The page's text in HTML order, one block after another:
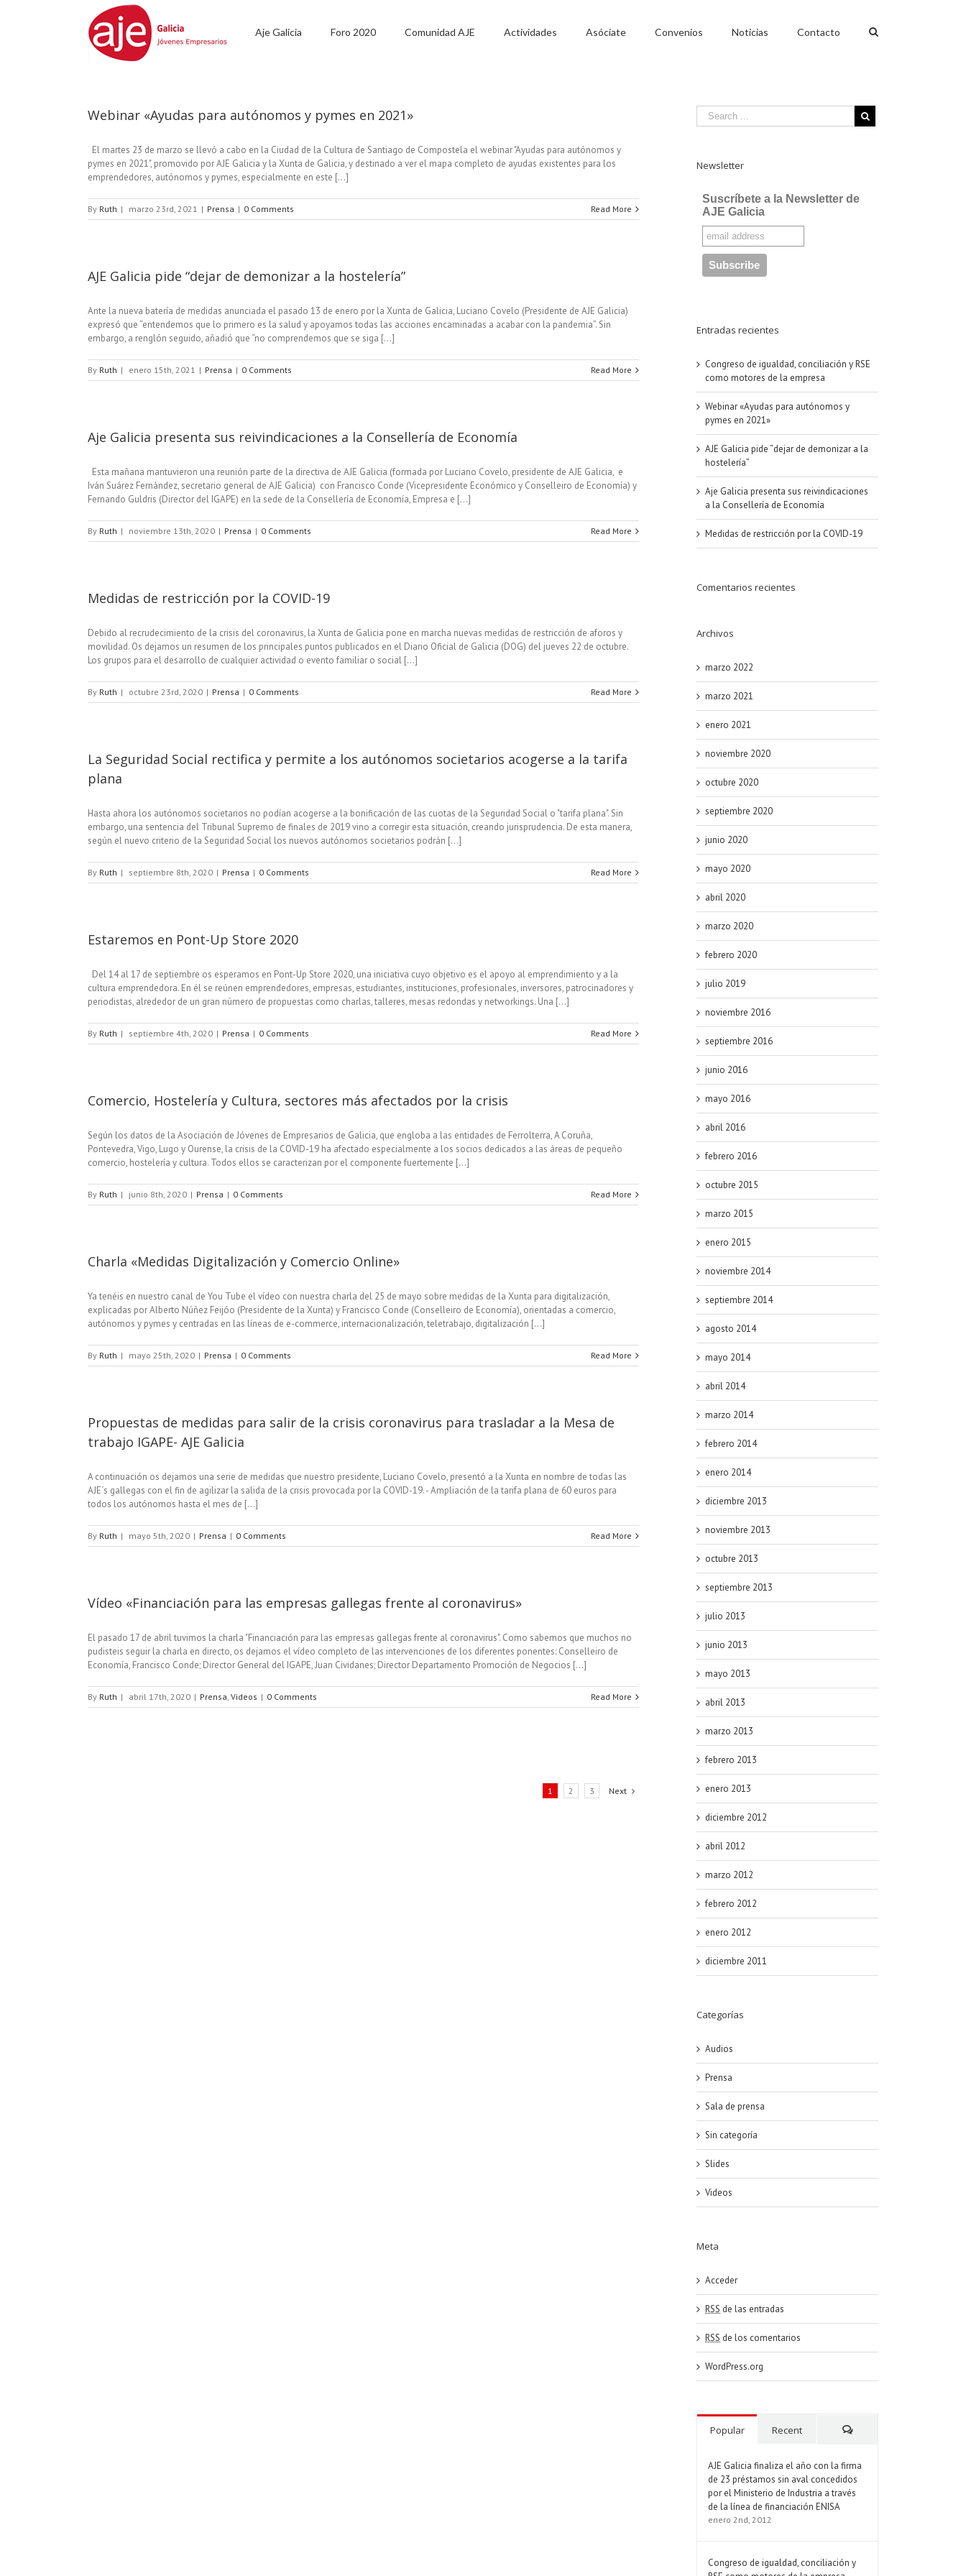
Aje Galicia Foro 2020 Comunidad AJE Actividades Asóciate Convenios Noticias Contacto
Webinar «Ayudas para autónomos y pymes en 2021»
El martes 23 de marzo se llevó a cabo en la Ciudad de la Cultura de Santiago de Compostela el webinar "Ayudas para autónomos y
pymes en 2021", promovido por AJE Galicia y la Xunta de Galicia, y destinado a ver el mapa completo de ayudas existentes para los
emprendedores, autónomos y pymes, especialmente en este [...]
By Ruth | marzo 23rd, 2021 | Prensa | 0 Comments Read More
AJE Galicia pide “dejar de demonizar a la hostelería”
Ante la nueva batería de medidas anunciada el pasado 13 de enero por la Xunta de Galicia, Luciano Covelo (Presidente de AJE Galicia)
expresó que “entendemos que lo primero es la salud y apoyamos todas las acciones encaminadas a acabar con la pandemia”. Sin
embargo, a renglón seguido, añadió que “no comprendemos que se siga [...]
By Ruth | enero 15th, 2021 | Prensa | 0 Comments Read More
Aje Galicia presenta sus reivindicaciones a la Consellería de Economía
Esta mañana mantuvieron una reunión parte de la directiva de AJE Galicia (formada por Luciano Covelo, presidente de AJE Galicia, e
Iván Suárez Fernández, secretario general de AJE Galicia) con Francisco Conde (Vicepresidente Económico y Conselleiro de Economía) y
Fernando Guldris (Director del IGAPE) en la sede de la Consellería de Economía, Empresa e [...]
By Ruth | noviembre 13th, 2020 | Prensa | 0 Comments Read More
Medidas de restricción por la COVID-19
Debido al recrudecimiento de la crisis del coronavirus, la Xunta de Galicia pone en marcha nuevas medidas de restricción de aforos y
movilidad. Os dejamos un resumen de los principales puntos publicados en el Diario Oficial de Galicia (DOG) del jueves 22 de octubre.
Los grupos para el desarrollo de cualquier actividad o evento familiar o social [...]
By Ruth | octubre 23rd, 2020 | Prensa | 0 Comments Read More
La Seguridad Social rectifica y permite a los autónomos societarios acogerse a la tarifa
plana
Hasta ahora los autónomos societarios no podían acogerse a la bonificación de las cuotas de la Seguridad Social o "tarifa plana". Sin
embargo, una sentencia del Tribunal Supremo de finales de 2019 vino a corregir esta situación, creando jurisprudencia. De esta manera,
según el nuevo criterio de la Seguridad Social los nuevos autónomos societarios podrán [...]
By Ruth | septiembre 8th, 2020 | Prensa | 0 Comments Read More
Estaremos en Pont-Up Store 2020
Del 14 al 17 de septiembre os esperamos en Pont-Up Store 2020, una iniciativa cuyo objetivo es el apoyo al emprendimiento y a la
cultura emprendedora. En él se reúnen emprendedores, empresas, estudiantes, instituciones, profesionales, inversores, patrocinadores y
periodistas, alrededor de un gran número de propuestas como charlas, talleres, mesas redondas y networkings. Una [...]
By Ruth | septiembre 4th, 2020 | Prensa | 0 Comments Read More
Comercio, Hostelería y Cultura, sectores más afectados por la crisis
Según los datos de la Asociación de Jóvenes de Empresarios de Galicia, que engloba a las entidades de Ferrolterra, A Coruña,
Pontevedra, Vigo, Lugo y Ourense, la crisis de la COVID-19 ha afectado especialmente a los socios dedicados a las áreas de pequeño
comercio, hostelería y cultura. Todos ellos se caracterizan por el componente fuertemente [...]
By Ruth | junio 8th, 2020 | Prensa | 0 Comments Read More
Charla «Medidas Digitalización y Comercio Online»
Ya tenéis en nuestro canal de You Tube el vídeo con nuestra charla del 25 de mayo sobre medidas de la Xunta para digitalización,
explicadas por Alberto Núñez Feijóo (Presidente de la Xunta) y Francisco Conde (Conselleiro de Economía), orientadas a comercio,
autónomos y pymes y centradas en las líneas de e-commerce, internacionalización, teletrabajo, digitalización [...]
By Ruth | mayo 25th, 2020 | Prensa | 0 Comments Read More
Propuestas de medidas para salir de la crisis coronavirus para trasladar a la Mesa de
trabajo IGAPE- AJE Galicia
A continuación os dejamos una serie de medidas que nuestro presidente, Luciano Covelo, presentó a la Xunta en nombre de todas las
AJE´s gallegas con el fin de agilizar la salida de la crisis provocada por la COVID-19. - Ampliación de la tarifa plana de 60 euros para
todos los autónomos hasta el mes de [...]
By Ruth | mayo 5th, 2020 | Prensa | 0 Comments Read More
Vídeo «Financiación para las empresas gallegas frente al coronavirus»
El pasado 17 de abril tuvimos la charla "Financiación para las empresas gallegas frente al coronavirus". Como sabemos que muchos no
pudisteis seguir la charla en directo, os dejamos el vídeo completo de las intervenciones de los diferentes ponentes: Conselleiro de
Economía, Francisco Conde; Director General del IGAPE, Juan Cividanes; Director Departamento Promoción de Negocios [...]
By Ruth | abril 17th, 2020 | Prensa, Videos | 0 Comments Read More
1 2 3 Next
Newsletter
Suscríbete a la Newsletter de
AJE Galicia
Entradas recientes
Congreso de igualdad, conciliación y RSE
como motores de la empresa
Webinar «Ayudas para autónomos y
pymes en 2021»
AJE Galicia pide “dejar de demonizar a la
hostelería”
Aje Galicia presenta sus reivindicaciones
a la Consellería de Economía
Medidas de restricción por la COVID-19
Comentarios recientes
Archivos
marzo 2022
marzo 2021
enero 2021
noviembre 2020
octubre 2020
septiembre 2020
junio 2020
mayo 2020
abril 2020
marzo 2020
febrero 2020
julio 2019
noviembre 2016
septiembre 2016
junio 2016
mayo 2016
abril 2016
febrero 2016
octubre 2015
marzo 2015
enero 2015
noviembre 2014
septiembre 2014
agosto 2014
mayo 2014
abril 2014
marzo 2014
febrero 2014
enero 2014
diciembre 2013
noviembre 2013
octubre 2013
septiembre 2013
julio 2013
junio 2013
mayo 2013
abril 2013
marzo 2013
febrero 2013
enero 2013
diciembre 2012
abril 2012
marzo 2012
febrero 2012
enero 2012
diciembre 2011
Categorías
Audios
Prensa
Sala de prensa
Sin categoría
Slides
Videos
Meta
Acceder
RSS de las entradas
RSS de los comentarios
WordPress.org
Popular Recent
AJE Galicia finaliza el año con la firma
de 23 préstamos sin aval concedidos
por el Ministerio de Industria a través
de la línea de financiación ENISA
enero 2nd, 2012
Congreso de igualdad, conciliación y